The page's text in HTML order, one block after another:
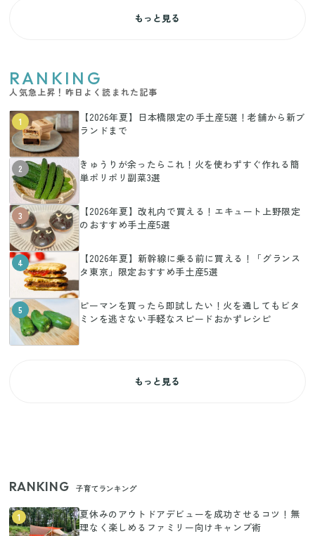
もっと見る
RANKING
人気急上昇！昨日よく読まれた記事
1
【2026年夏】日本橋限定の手土産5選！老舗から新ブ
ランドまで
2
きゅうりが余ったらこれ！火を使わずすぐ作れる簡
単ポリポリ副菜3選
3
【2026年夏】改札内で買える！エキュート上野限定
のおすすめ手土産5選
4
【2026年夏】新幹線に乗る前に買える！「グランス
タ東京」限定おすすめ手土産5選
5
ピーマンを買ったら即試したい！火を通してもビタ
ミンを逃さない手軽なスピードおかずレシピ
もっと見る
RANKING 子育てランキング
1
夏休みのアウトドアデビューを成功させるコツ！無
理なく楽しめるファミリー向けキャンプ術